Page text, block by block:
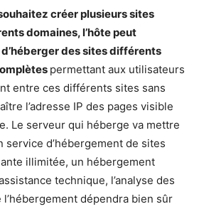
créer plusieurs sites
domaines, l’hôte peut
des sites différents
permettant aux utilisateurs
entre ces différents sites sans
l’adresse IP des pages visible
Le serveur qui héberge va mettre
d’hébergement de sites
illimitée, un hébergement
technique, l’analyse des
dépendra bien sûr